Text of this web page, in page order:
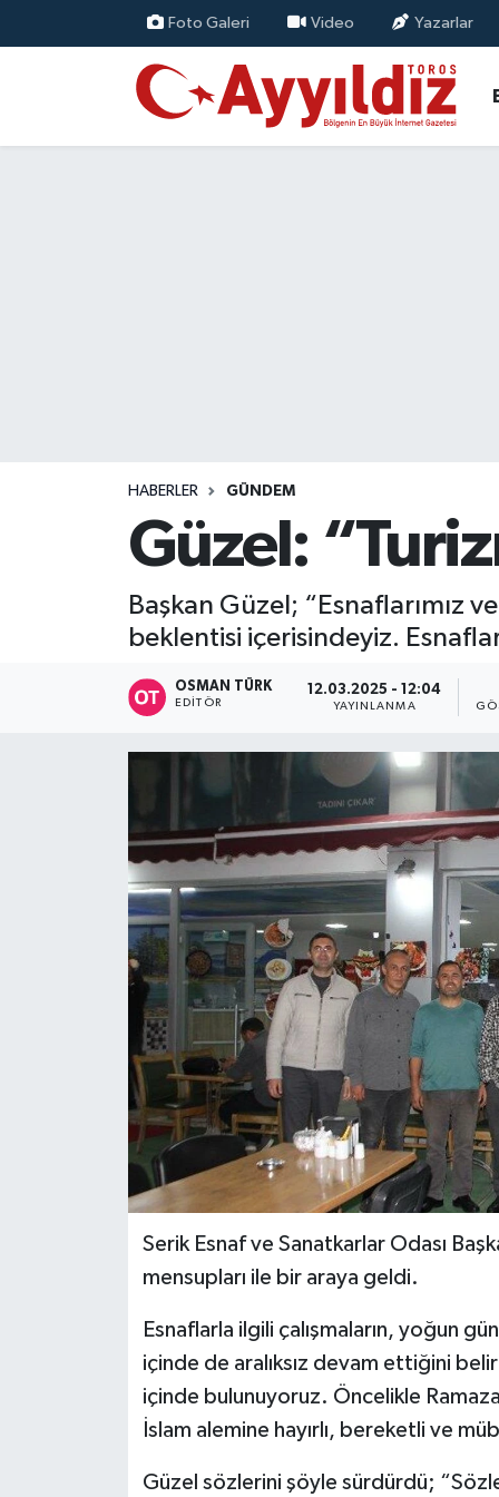
Foto Galeri Video Yazarlar
HABERLER GÜNDEM
Güzel:
Başkan Güzel; “Esnaflarımız
beklentisi içerisindeyiz.
OSMAN TÜRK
EDITÖR
12.03.2025 - 12:04
YAYINLANMA
Serik Esnaf ve Sanatkarlar Odası
mensupları ile bir araya geldi.
Esnaflarla ilgili çalışmaların, yoğun
içinde de aralıksız devam ettiğini
içinde bulunuyoruz. Öncelikle
İslam alemine hayırlı, bereketli ve
Güzel sözlerini şöyle sürdürdü;